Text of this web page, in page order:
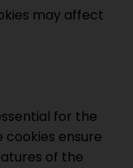
may affect
for the
ensure
of the